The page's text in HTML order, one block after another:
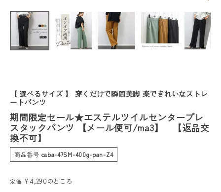
クパンツ
【メール便
可/ma3】
【返品交換不
ファッション雑貨
会員ステージ特典プログラムについて
ご利用ガイド
【 選べるサイズ 】 穿くだけで瞬間美脚 楽できれいなストレ
ートパンツ
期間限定セール★エステルツイルセンタープレ
スタックパンツ 【メール便可/ma3】 【返品交
換不可】
商品番号 caba-47SM-400g-pan-Z4
定価 ¥4,290のところ